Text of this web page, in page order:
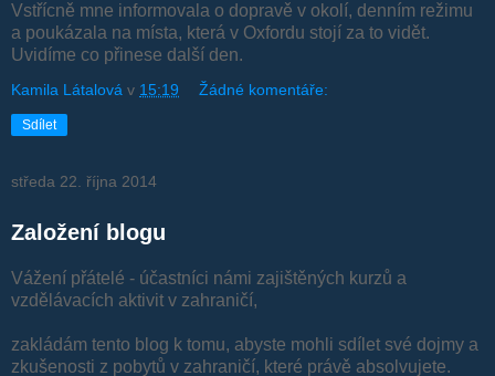
Vstřícně mne informovala o dopravě v okolí, denním režimu
a poukázala na místa, která v Oxfordu stojí za to vidět.
Uvidíme co přinese další den.
Kamila Látalová v 15:19 Žádné komentáře:
Sdílet
středa 22. října 2014
Založení blogu
Vážení přátelé - účastníci námi zajištěných kurzů a
vzdělávacích aktivit v zahraničí,
zakládám tento blog k tomu, abyste mohli sdílet své dojmy a
zkušenosti z pobytů v zahraničí, které právě absolvujete.